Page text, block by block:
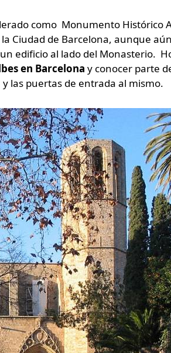
como Monumento Histórico
Ciudad de Barcelona, aunque
edificio al lado del Monasterio.
en Barcelona y conocer parte
las puertas de entrada al mismo.